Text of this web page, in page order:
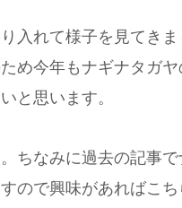
入れて様子を見てき
め今年もナギナタガ
と思います。
ちなみに過去の記事
ので興味があればこ